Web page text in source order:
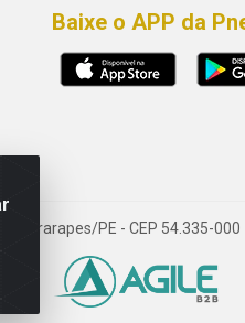
Baixe o APP da
PE - CEP 54.335-